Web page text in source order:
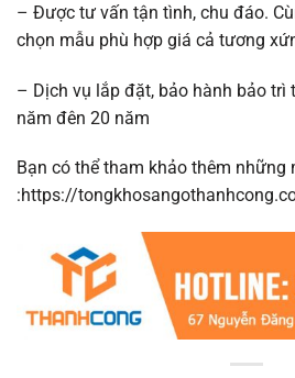
– Được tư vấn tận tình, chu đáo.
chọn mẫu phù hợp giá cả tương
– Dịch vụ lắp đặt, bảo hành bảo trì
năm đên 20 năm
Bạn có thể tham khảo thêm
:https://